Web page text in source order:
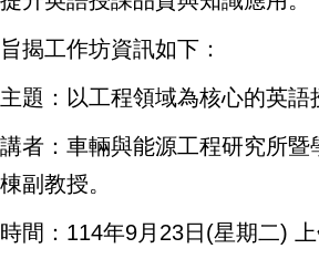
旨揭工作坊資訊如下：
主題：以工程領域為核心的英語
講者：車輛與能源工程研究所暨
棟副教授。
時間：114年9月23日(星期二) 上